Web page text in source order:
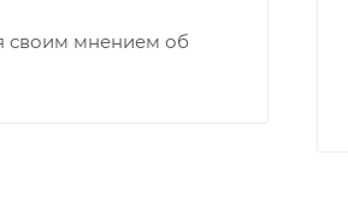
своим мнением об